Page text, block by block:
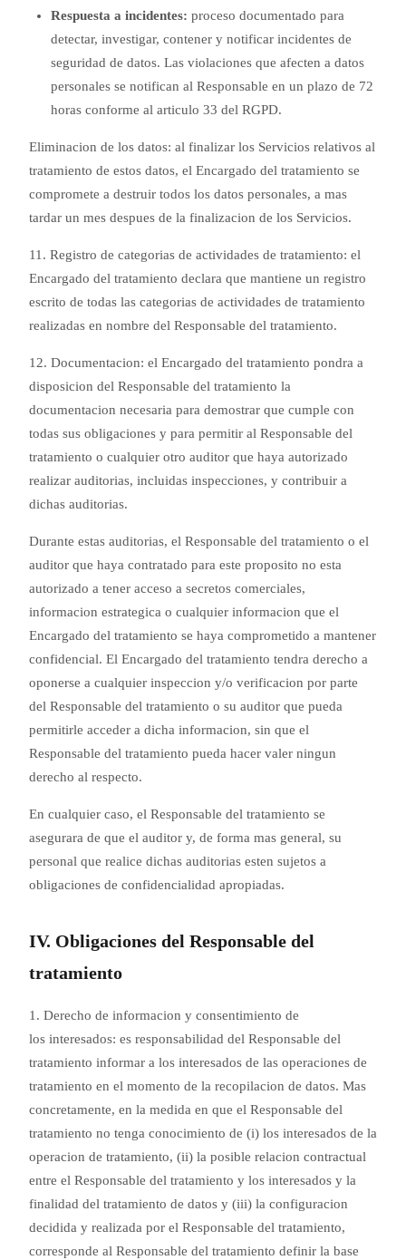
Respuesta a incidentes: proceso documentado para
detectar, investigar, contener y notificar incidentes de
seguridad de datos. Las violaciones que afecten a datos
personales se notifican al Responsable en un plazo de 72
horas conforme al articulo 33 del RGPD.
Eliminacion de los datos: al finalizar los Servicios relativos al
tratamiento de estos datos, el Encargado del tratamiento se
compromete a destruir todos los datos personales, a mas
tardar un mes despues de la finalizacion de los Servicios.
11. Registro de categorias de actividades de tratamiento: el
Encargado del tratamiento declara que mantiene un registro
escrito de todas las categorias de actividades de tratamiento
realizadas en nombre del Responsable del tratamiento.
12. Documentacion: el Encargado del tratamiento pondra a
disposicion del Responsable del tratamiento la
documentacion necesaria para demostrar que cumple con
todas sus obligaciones y para permitir al Responsable del
tratamiento o cualquier otro auditor que haya autorizado
realizar auditorias, incluidas inspecciones, y contribuir a
dichas auditorias.
Durante estas auditorias, el Responsable del tratamiento o el
auditor que haya contratado para este proposito no esta
autorizado a tener acceso a secretos comerciales,
informacion estrategica o cualquier informacion que el
Encargado del tratamiento se haya comprometido a mantener
confidencial. El Encargado del tratamiento tendra derecho a
oponerse a cualquier inspeccion y/o verificacion por parte
del Responsable del tratamiento o su auditor que pueda
permitirle acceder a dicha informacion, sin que el
Responsable del tratamiento pueda hacer valer ningun
derecho al respecto.
En cualquier caso, el Responsable del tratamiento se
asegurara de que el auditor y, de forma mas general, su
personal que realice dichas auditorias esten sujetos a
obligaciones de confidencialidad apropiadas.
IV. Obligaciones del Responsable del
tratamiento
1. Derecho de informacion y consentimiento de
los interesados: es responsabilidad del Responsable del
tratamiento informar a los interesados de las operaciones de
tratamiento en el momento de la recopilacion de datos. Mas
concretamente, en la medida en que el Responsable del
tratamiento no tenga conocimiento de (i) los interesados de la
operacion de tratamiento, (ii) la posible relacion contractual
entre el Responsable del tratamiento y los interesados y la
finalidad del tratamiento de datos y (iii) la configuracion
decidida y realizada por el Responsable del tratamiento,
corresponde al Responsable del tratamiento definir la base